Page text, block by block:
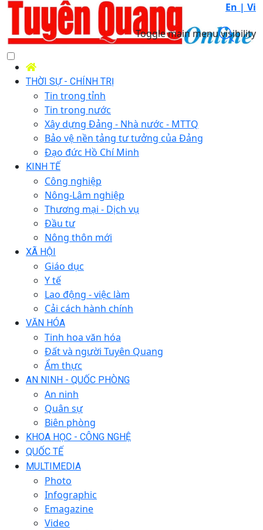
En | Vi
Toggle main menu visibility
THỜI SỰ - CHÍNH TRỊ
Tin trong tỉnh
Tin trong nước
Xây dựng Đảng - Nhà nước - MTTQ
Bảo vệ nền tảng tư tưởng của Đảng
Đạo đức Hồ Chí Minh
KINH TẾ
Công nghiệp
Nông-Lâm nghiệp
Thương mại - Dịch vụ
Đầu tư
Nông thôn mới
XÃ HỘI
Giáo dục
Y tế
Lao động - việc làm
Cải cách hành chính
VĂN HÓA
Tinh hoa văn hóa
Đất và người Tuyên Quang
Ẩm thực
AN NINH - QUỐC PHÒNG
An ninh
Quân sự
Biên phòng
KHOA HỌC - CÔNG NGHỆ
QUỐC TẾ
MULTIMEDIA
Photo
Infographic
Emagazine
Video